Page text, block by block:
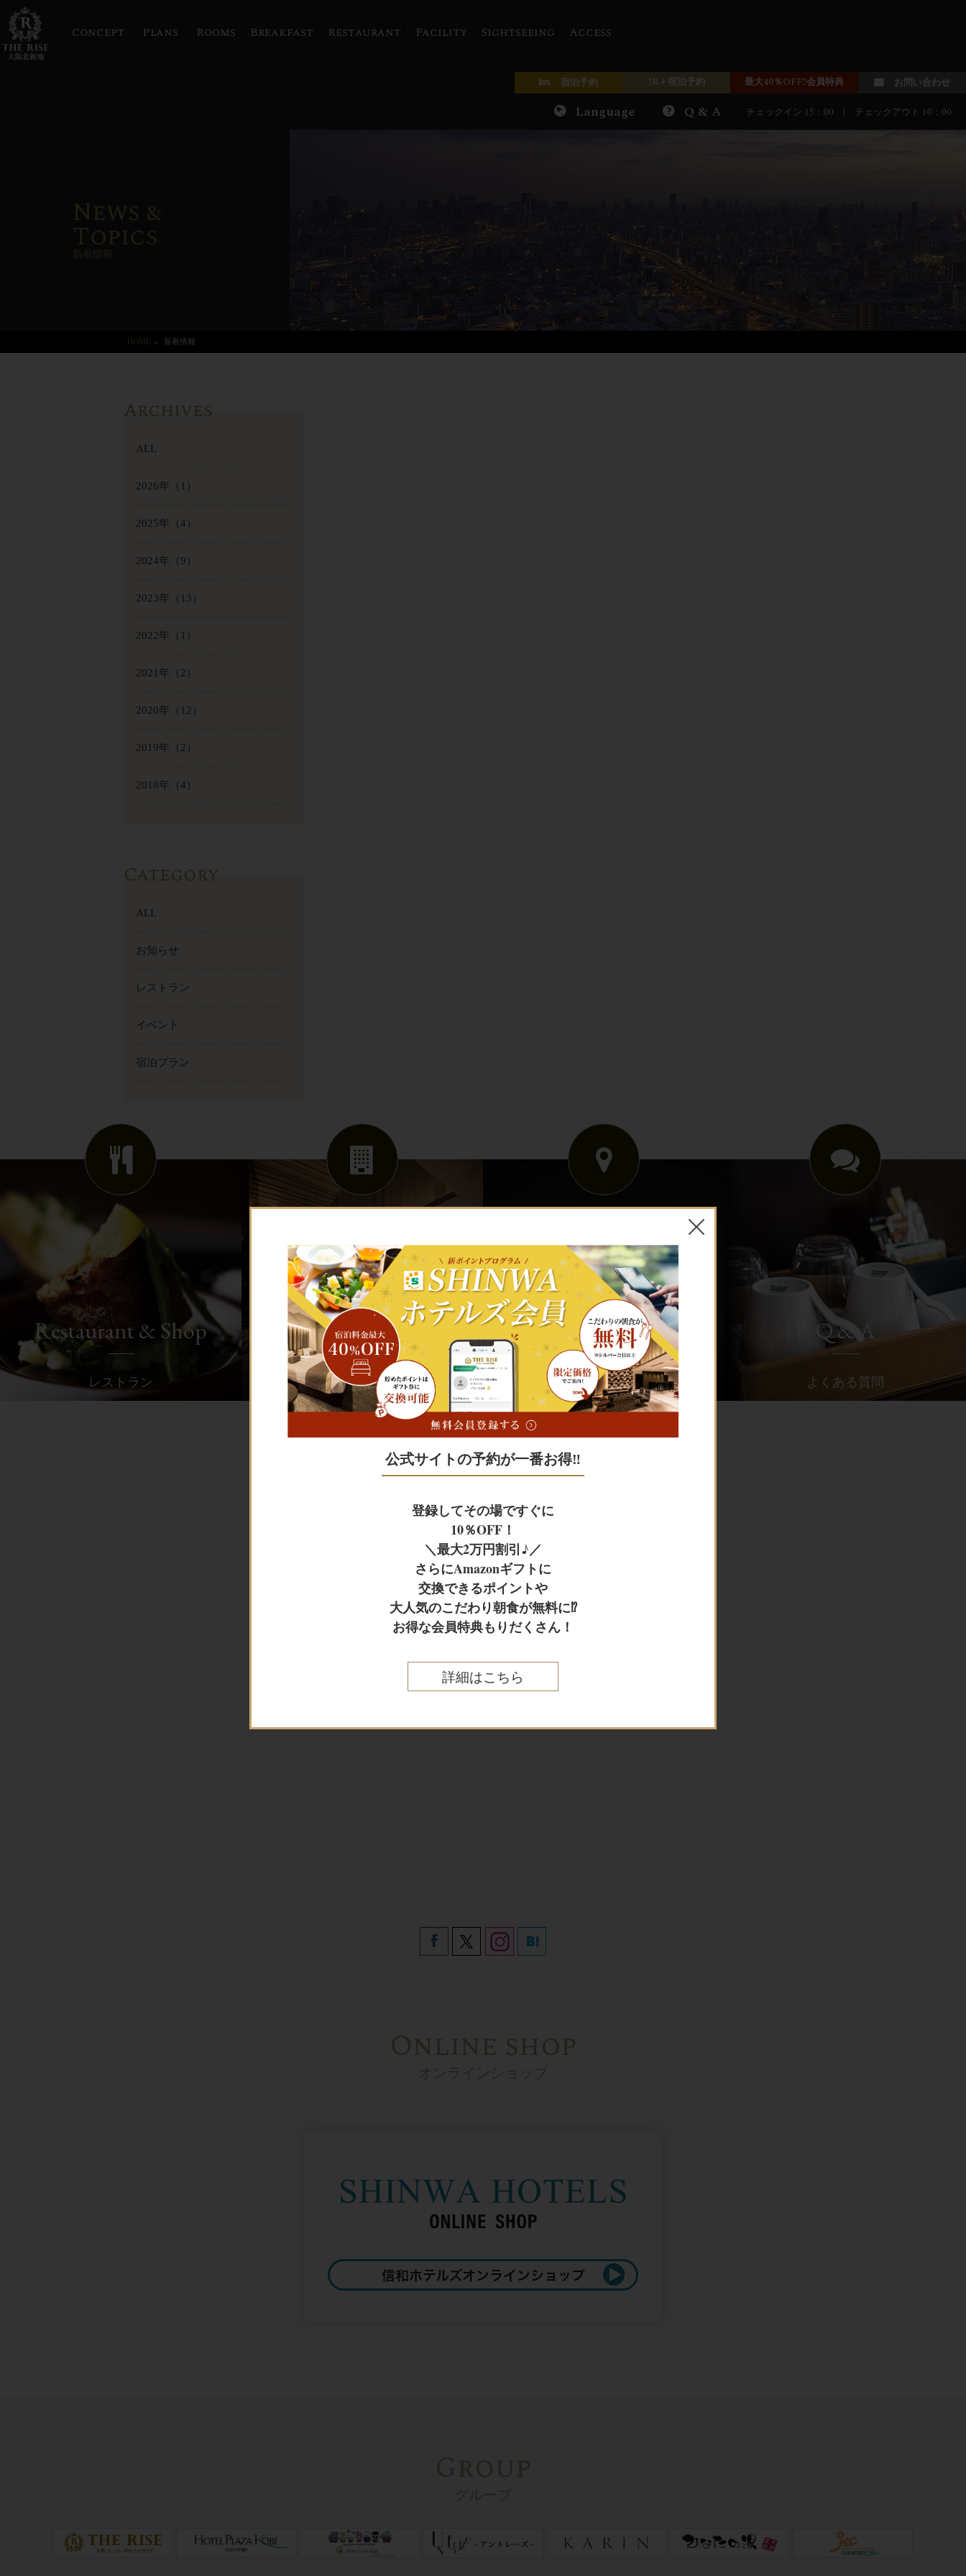
Concept Plans Rooms Breakfast Restaurant Facility Sightseeing Access
宿泊予約 JR＋宿泊予約 最大40％OFF!!会員特典 お問い合わせ
Language Q & A チェックイン 15：00 | チェックアウト 10：00
News &
Topics
新着情報
HOME > 新着情報
Archives
ALL
2026年 （1）
2025年 （4）
2024年 （9）
2023年 （13）
2022年 （1）
2021年 （2）
2020年 （12）
2019年 （2）
2018年 （4）
Category
ALL
お知らせ
レストラン
イベント
宿泊プラン
Restaurant & Shop
レストラン
Facility
施設案内
Access
アクセス
Q & A
よくある質問
Facebook
フェイスブック
Online shop
オンラインショップ
宿泊予約
宿泊予約
JR+宿泊
レンタカー+宿泊
航空券＋宿泊
公式サイトの予約が一番お得‼
登録してその場ですぐに
10％OFF！
＼最大2万円割引♪／
さらにAmazonギフトに
交換できるポイントや
大人気のこだわり朝食が無料に⁉
お得な会員特典もりだくさん！
詳細はこちら